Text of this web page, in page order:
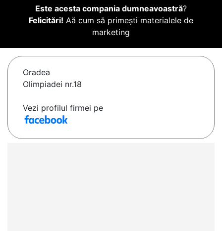
Este acesta compania dumneavoastră?
Felicitări! Aă cum să primești materialele de
marketing
Oradea
Olimpiadei nr.18
Vezi profilul firmei pe